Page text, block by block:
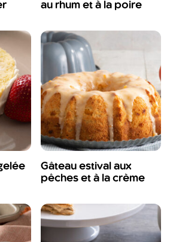
au rhum et à la poire
Gâteau estival aux
pêches et à la crème